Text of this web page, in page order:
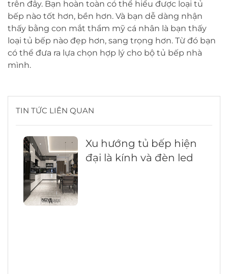
trên đây. Bạn hoàn toàn có thể hiểu được loại tủ
bếp nào tốt hơn, bền hơn. Và bạn dễ dàng nhận
thấy bằng con mắt thẩm mỹ cá nhân là bạn thấy
loại tủ bếp nào đẹp hơn, sang trọng hơn. Từ đó bạn
có thể đưa ra lựa chọn hợp lý cho bộ tủ bếp nhà
mình.
TIN TỨC LIÊN QUAN
Xu hướng tủ bếp hiện
đại là kính và đèn led